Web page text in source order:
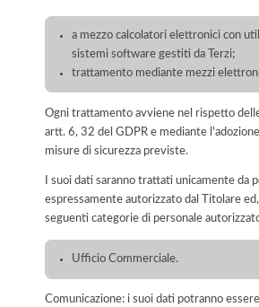
a mezzo calcolatori elettronici con
sistemi software gestiti da Terzi;
trattamento mediante mezzi
Ogni trattamento avviene nel rispetto
artt. 6, 32 del GDPR e mediante
misure di sicurezza previste.
I suoi dati saranno trattati unicamente da
espressamente autorizzato dal Titolare
seguenti categorie di personale
Ufficio Commerciale.
Comunicazione: i suoi dati potranno